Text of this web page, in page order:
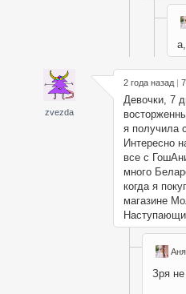
zvezda
2 года назад | 7
Девочки, 7
я получила
Интересно
все с
много
когда я
магазине
Зря